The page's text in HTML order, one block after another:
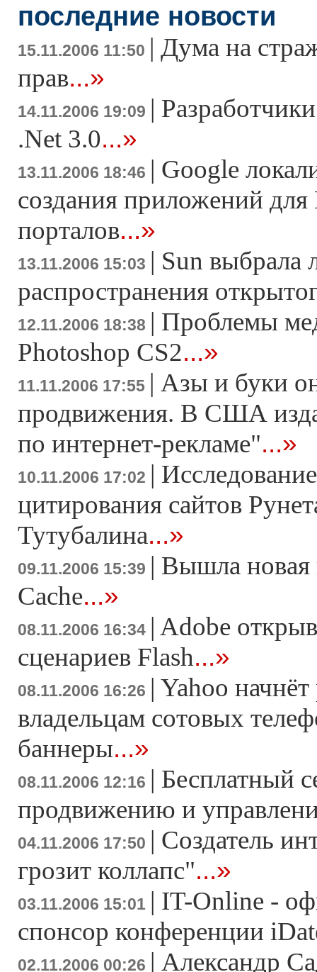
последние новости
15.11.2006 11:50 | Дума на
прав...»
14.11.2006 19:09 |
.Net 3.0...»
13.11.2006 18:46 | Google
создания приложений для
порталов...»
13.11.2006 15:03 | Sun выбрала
распространения
12.11.2006 18:38 | Проблемы
Photoshop CS2...»
11.11.2006 17:55 | Азы и буки
продвижения. В США
по интернет-рекламе"...»
10.11.2006 17:02 |
цитирования сайтов
Тутубалина...»
09.11.2006 15:39 | Вышла
Cache...»
08.11.2006 16:34 | Adobe
сценариев Flash...»
08.11.2006 16:26 | Yahoo начнёт
владельцам сотовых
баннеры...»
08.11.2006 12:16 | Бесплатный
продвижению и
04.11.2006 17:50 | Создатель
грозит коллапс"...»
03.11.2006 15:01 | IT-Online -
спонсор конференции
02.11.2006 00:26 | Александр